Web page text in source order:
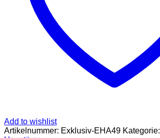
Add to wishlist
Artikelnummer: Exklusiv-EHA49 Kategorie: